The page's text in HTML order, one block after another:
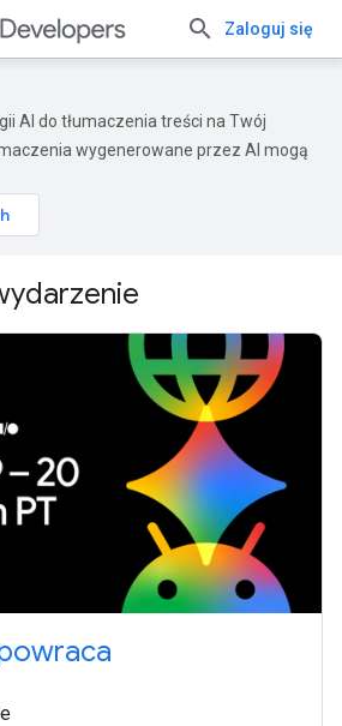
Zaloguj się
AI do tłumaczenia treści na Twój
wygenerowane przez AI mogą